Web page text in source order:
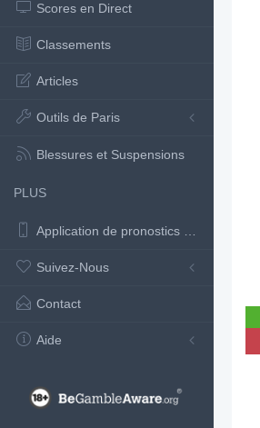
Scores en Direct
Classements
Articles
Outils de Paris
Blessures et Suspensions
PLUS
Application de pronostics de football
Suivez-Nous
Contact
Aide